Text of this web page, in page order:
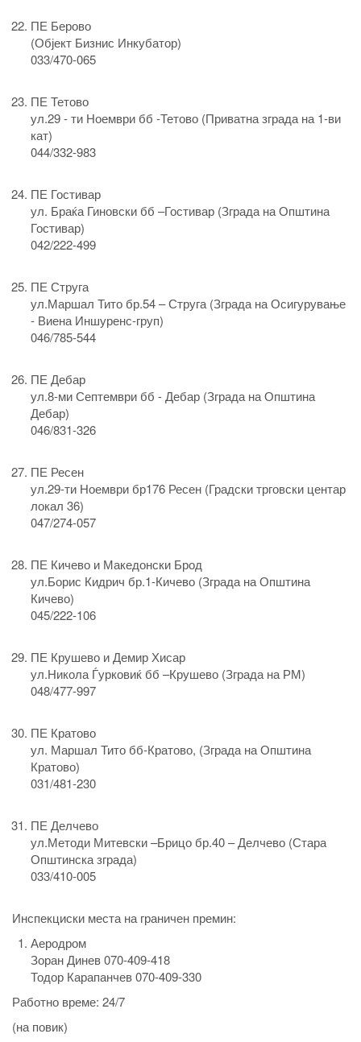
ПЕ Берово
(Објект Бизнис Инкубатор)
033/470-065
ПЕ Тетово
ул.29 - ти Ноември бб -Тетово (Приватна зграда на 1-ви
кат)
044/332-983
ПЕ Гостивар
ул. Браќа Гиновски бб –Гостивар (Зграда на Општина
Гостивар)
042/222-499
ПЕ Струга
ул.Маршал Тито бр.54 – Струга (Зграда на Осигурување
- Виена Иншуренс-груп)
046/785-544
ПЕ Дебар
ул.8-ми Септември бб - Дебар (Зграда на Општина
Дебар)
046/831-326
ПЕ Ресен
ул.29-ти Ноември бр176 Ресен (Градски трговски центар
локал 36)
047/274-057
ПЕ Кичево и Македонски Брод
ул.Борис Кидрич бр.1-Кичево (Зграда на Општина
Кичево)
045/222-106
ПЕ Крушево и Демир Хисар
ул.Никола Ѓурковиќ бб –Крушево (Зграда на РМ)
048/477-997
ПЕ Кратово
ул. Маршал Тито бб-Кратово, (Зграда на Општина
Кратово)
031/481-230
ПЕ Делчево
ул.Методи Митевски –Брицо бр.40 – Делчево (Стара
Општинска зграда)
033/410-005
Инспекциски места на граничен премин:
Аеродром
Зоран Динев 070-409-418
Тодор Карапанчев 070-409-330
Работно време: 24/7
(на повик)